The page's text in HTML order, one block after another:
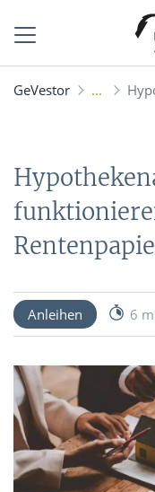
GeVestor
Anleihen 6